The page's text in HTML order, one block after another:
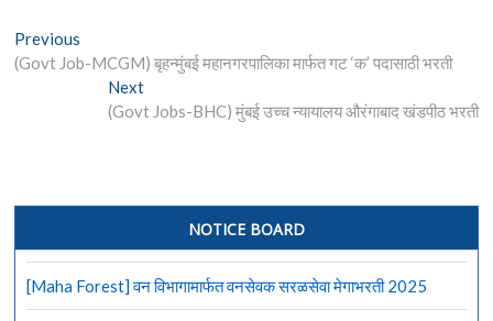
Post
navigation
Previous
post:
(Govt Job-MCGM) बृहन्मुंबई महानगरपालिका मार्फत गट ‘क’ पदासाठी भरती
NextNext
post:
(Govt Jobs-BHC) मुंबई उच्च न्यायालय औरंगाबाद खंडपीठ भरती
NOTICE BOARD
[Maha Forest] वन विभागामार्फत वनसेवक सरळसेवा मेगाभरती 2025